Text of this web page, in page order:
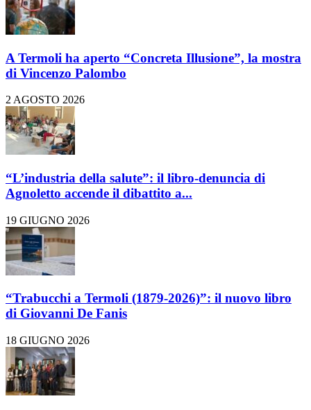
A Termoli ha aperto “Concreta Illusione”, la mostra
di Vincenzo Palombo
2 AGOSTO 2026
“L’industria della salute”: il libro-denuncia di
Agnoletto accende il dibattito a...
19 GIUGNO 2026
“Trabucchi a Termoli (1879-2026)”: il nuovo libro
di Giovanni De Fanis
18 GIUGNO 2026